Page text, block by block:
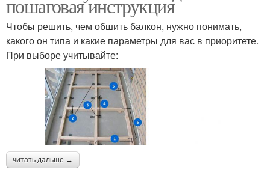
пошаговая инструкция
Чтобы решить, чем обшить балкон, нужно понимать,
какого он типа и какие параметры для вас в приоритете.
При выборе учитывайте:
читать дальше →